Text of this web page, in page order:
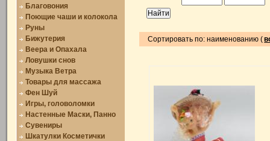
Благовония
Поющие чаши и колокола
Руны
Бижутерия
Веера и Опахала
Ловушки снов
Музыка Ветра
Товары для массажа
Фен Шуй
Игры, головоломки
Настенные Маски, Панно
Сувениры
Шкатулки Косметички
Сортировать по: наименованию (